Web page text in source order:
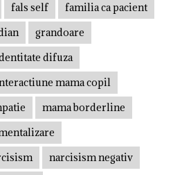
fals self
familia ca pacient
grandoare
difuza
mama copil
mama borderline
narcisism negativ